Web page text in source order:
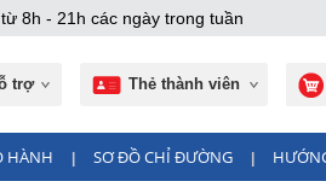
trợ Thẻ thành viên
HÀNH SƠ ĐỒ CHỈ ĐƯỜNG
8h - 21h các ngày trong tuần